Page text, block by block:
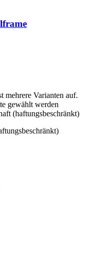
mehrere Varianten auf.
gewählt werden
(haftungsbeschränkt)